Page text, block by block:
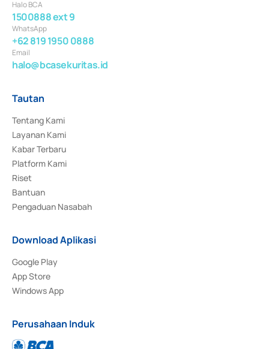
Halo BCA
1500888 ext 9
WhatsApp
+62 819 1950 0888
Email
halo@bcasekuritas.id
Tautan
Tentang Kami
Layanan Kami
Kabar Terbaru
Platform Kami
Riset
Bantuan
Pengaduan Nasabah
Download Aplikasi
Google Play
App Store
Windows App
Perusahaan Induk